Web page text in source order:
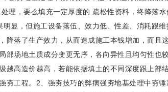
理，要么填充一定厚度的 疏松性资料，终降落水
，但施工设备落伍、效力低、性差、消耗跟维
降落了生产效力，从而造成施工本钱增加，而且
部场地土质成分变更无序，各向异性且均匀性也
越高造价越高，若能依据填土的不同深度跟上部
夯工程。2、强夯技巧的弊病强夯地基处理中夯